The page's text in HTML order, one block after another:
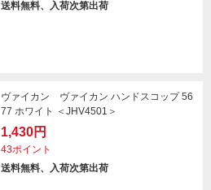
送料無料、入荷次第出荷
ヴァイカン ヴァイカン ハンドスコップ 56
77 ホワイト ＜JHV4501＞
1,430円
43ポイント
送料無料、入荷次第出荷